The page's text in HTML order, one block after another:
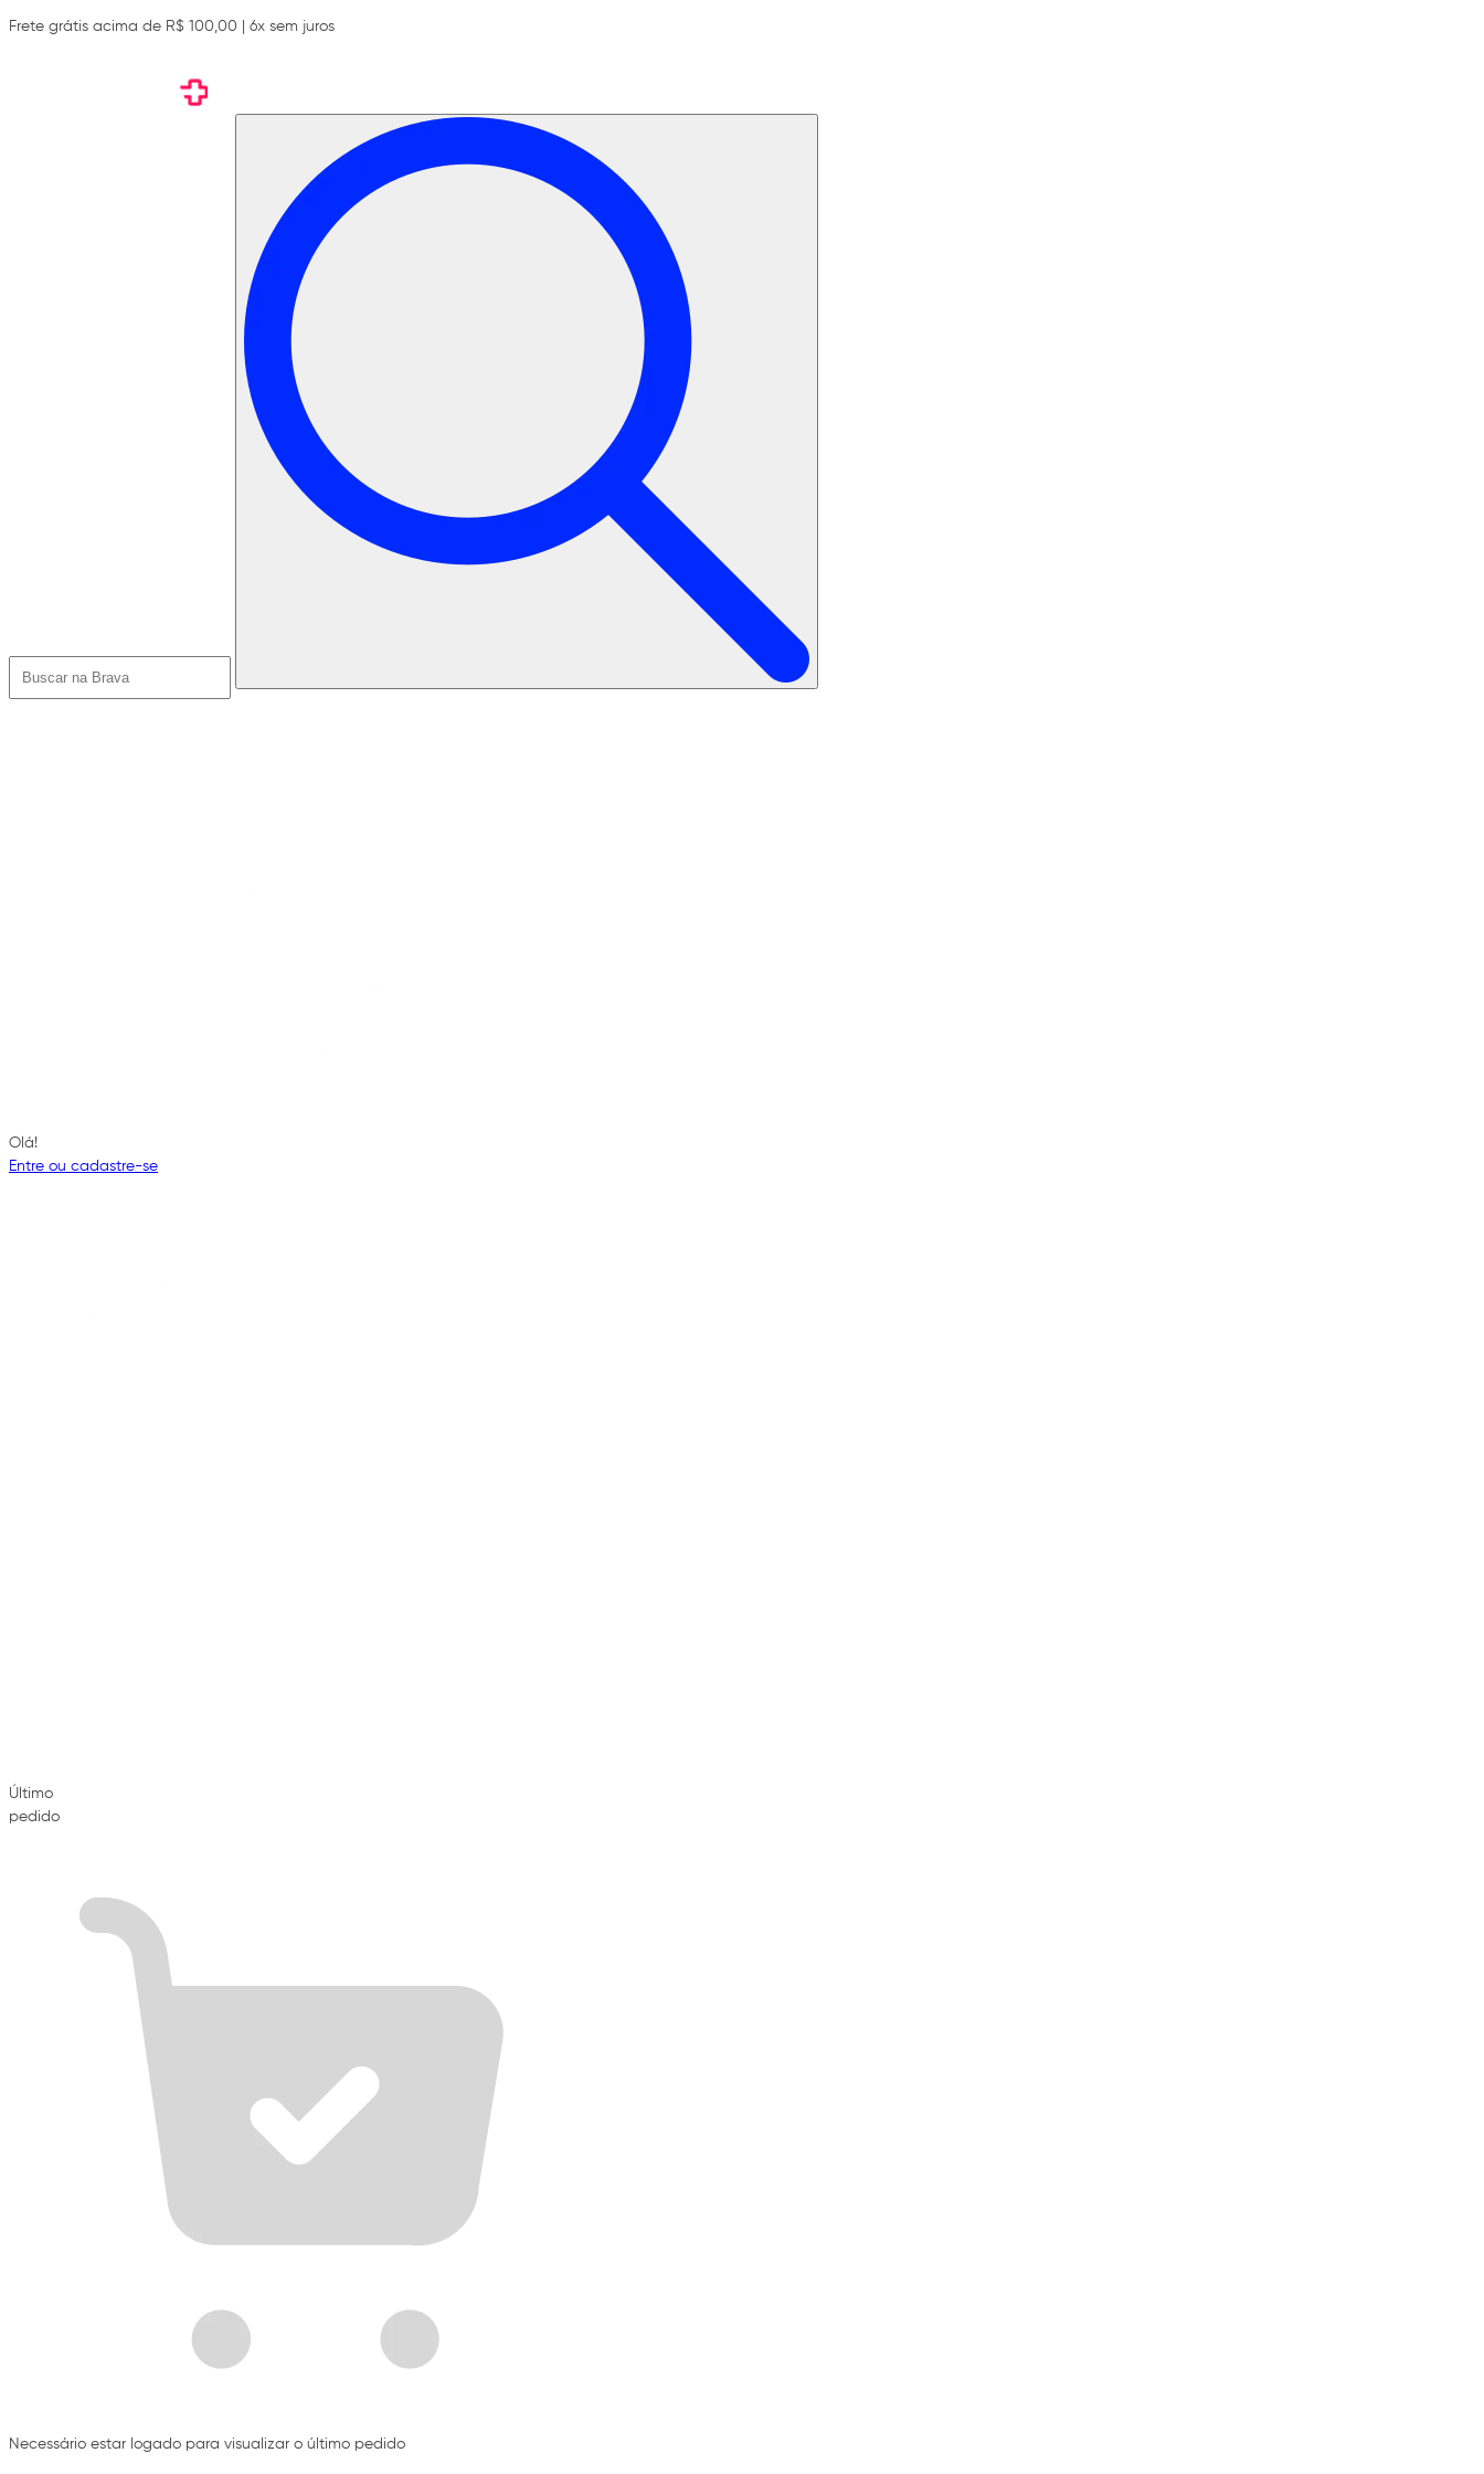
Frete grátis acima de R$ 100,00 | 6x sem juros
Olá!
Entre ou cadastre-se
Último
pedido
Necessário estar logado para visualizar o último pedido